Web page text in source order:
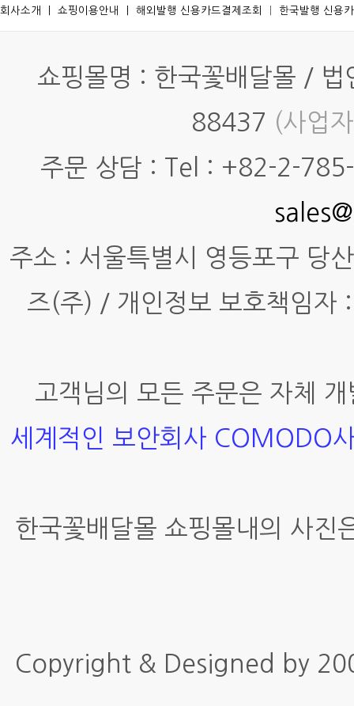
회사소개 쇼핑이용안내 해외발행 신용카드결제조회 한국발행 신용
쇼핑몰명 : 한국꽃배달몰 /
88437 (사업
주문 상담 : Tel : +82-2-
주소 : 서울특별시 영등포구 당
즈(주) / 개인정보 보호책임
고객님의 모든 주문은 자체
세계적인 보안회사 COMODO
한국꽃배달몰 쇼핑몰내의 사진
Copyright & Designed by